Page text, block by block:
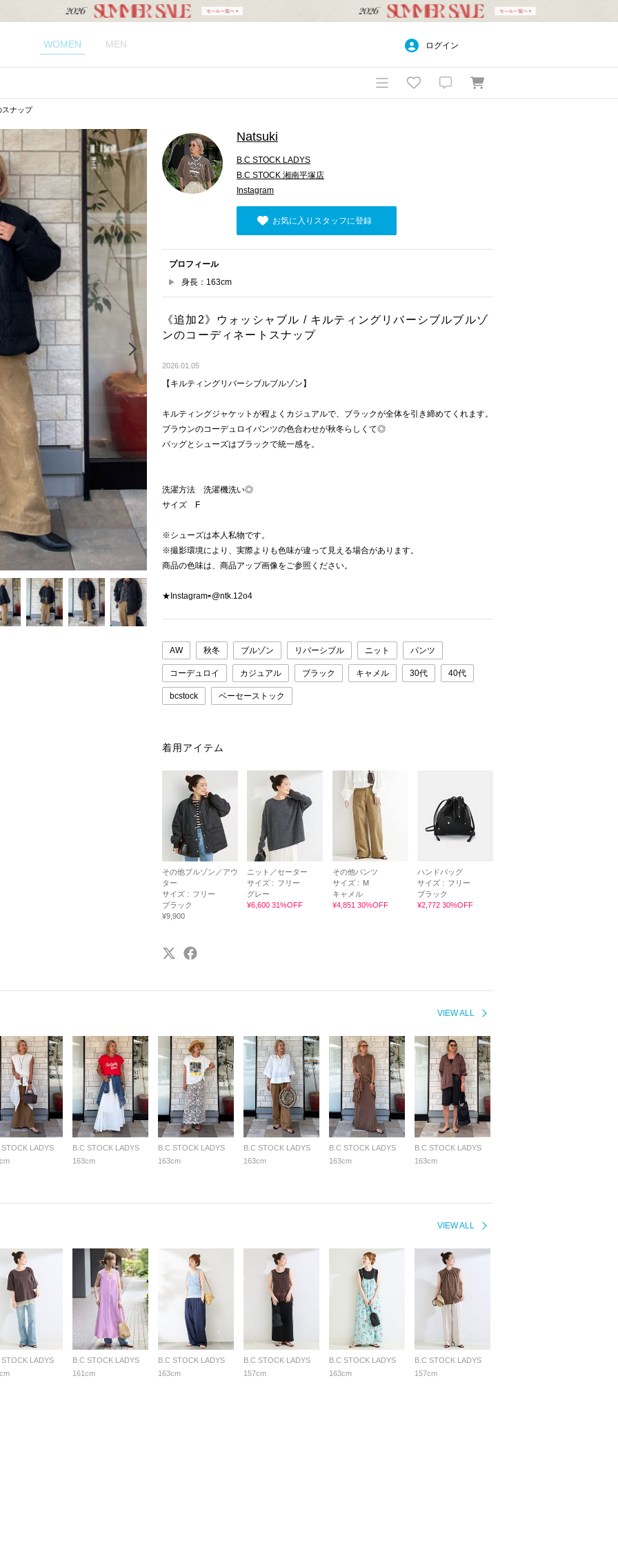
WOMEN MEN ログイン
スナップ
Next
Natsuki
B.C STOCK LADYS
B.C STOCK 湘南平塚店
Instagram
お気に入りスタッフに登録
プロフィール
身長：163cm
《追加2》ウォッシャブル / キルティングリバーシブルブルゾ
ンのコーディネートスナップ
2026.01.05
【キルティングリバーシブルブルゾン】
キルティングジャケットが程よくカジュアルで、ブラックが全体を引き締めてくれます。
ブラウンのコーデュロイパンツの色合わせが秋冬らしくて◎
バッグとシューズはブラックで統一感を。
洗濯方法 洗濯機洗い◎
サイズ F
※シューズは本人私物です。
※撮影環境により、実際よりも色味が違って見える場合があります。
商品の色味は、商品アップ画像をご参照ください。
★Instagram⇨@ntk.12o4
AW 秋冬 ブルゾン リバーシブル ニット パンツ
コーデュロイ カジュアル ブラック キャメル 30代 40代
bcstock ベーセーストック
着用アイテム
その他ブルゾン／アウ
ター
サイズ : フリー
ブラック
¥9,900
ニット／セーター
サイズ : フリー
グレー
¥6,600 31%OFF
その他パンツ
サイズ : M
キャメル
¥4,851 30%OFF
ハンドバッグ
サイズ : フリー
ブラック
¥2,772 30%OFF
VIEW ALL
STOCK LADYS
B.C STOCK LADYS
163cm
B.C STOCK LADYS
163cm
B.C STOCK LADYS
163cm
B.C STOCK LADYS
163cm
B.C STOCK LADYS
163cm
VIEW ALL
STOCK LADYS
B.C STOCK LADYS
161cm
B.C STOCK LADYS
163cm
B.C STOCK LADYS
157cm
B.C STOCK LADYS
163cm
B.C STOCK LADYS
157cm